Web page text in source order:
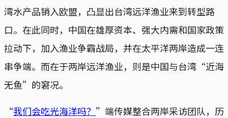
湾水产品销入欧盟，凸显出台湾远洋渔业来到转型路
口。在此同时，中国在雄厚资本、强大内需和国家政策
拉动下，加入渔业争霸战局，并在太平洋两岸造成一连
串争端。而在于两岸远洋渔业，则是中国与台湾“近海
无鱼”的窘况。
“我们会吃光海洋吗？ ”端传媒整合两岸采访团队，历